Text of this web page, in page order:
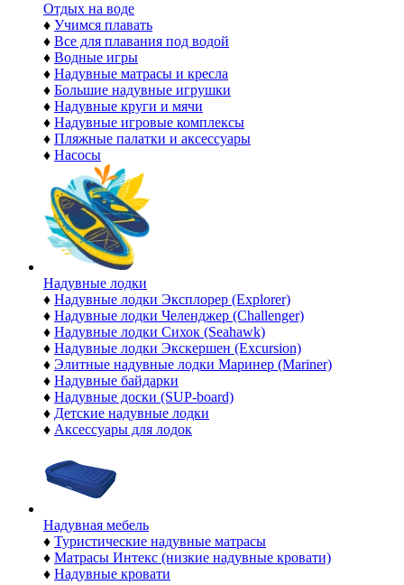
Отдых на воде
♦ Учимся плавать
♦ Все для плавания под водой
♦ Водные игры
♦ Надувные матрасы и кресла
♦ Большие надувные игрушки
♦ Надувные круги и мячи
♦ Надувные игровые комплексы
♦ Пляжные палатки и аксессуары
♦ Насосы
Надувные лодки
♦ Надувные лодки Эксплорер (Explorer)
♦ Надувные лодки Челенджер (Challenger)
♦ Надувные лодки Сихок (Seahawk)
♦ Надувные лодки Экскершен (Excursion)
♦ Элитные надувные лодки Маринер (Mariner)
♦ Надувные байдарки
♦ Надувные доски (SUP-board)
♦ Детские надувные лодки
♦ Аксессуары для лодок
Надувная мебель
♦ Туристические надувные матрасы
♦ Матрасы Интекс (низкие надувные кровати)
♦ Надувные кровати